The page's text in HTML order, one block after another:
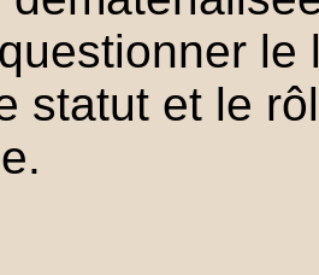
le
statut et le